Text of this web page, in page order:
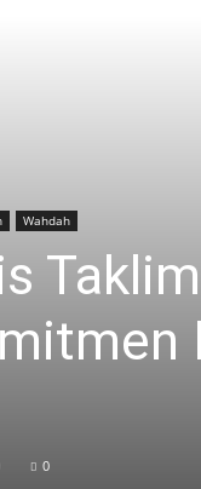
Wahdah
0